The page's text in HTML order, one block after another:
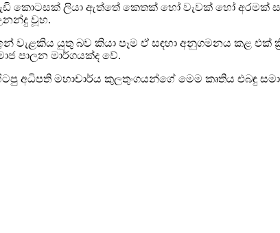
කොටසක් ලියා ඇත්තේ කෙතක් හෝ වැවක් හෝ
වූහ.
වැළකිය යුතු බව කියා පෑම ඒ සඳහා අනුගමනය කළ එක්
පාලන මාර්ගයක්ද වේ.
අධිපති මහාචාර්ය කුලතුංගයන්ගේ මෙම කෘතිය එබඳු